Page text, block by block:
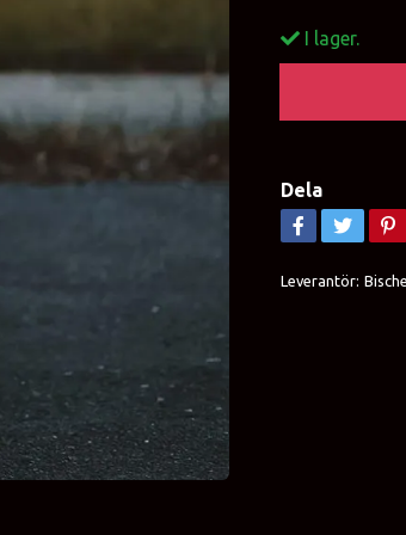
I lager.
Dela
Leverantör: Bische